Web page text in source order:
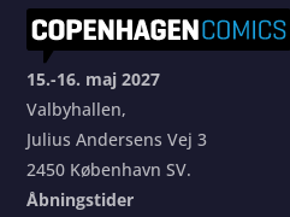
15.-16. maj 2027
Valbyhallen,
Julius Andersens Vej 3
2450 København SV.
Åbningstider